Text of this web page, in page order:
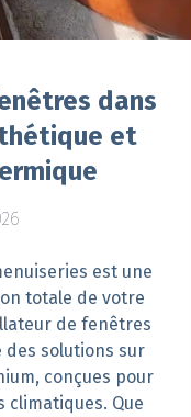
dans
et
est une
totale de votre
de fenêtres
des solutions sur
conçues pour
climatiques. Que